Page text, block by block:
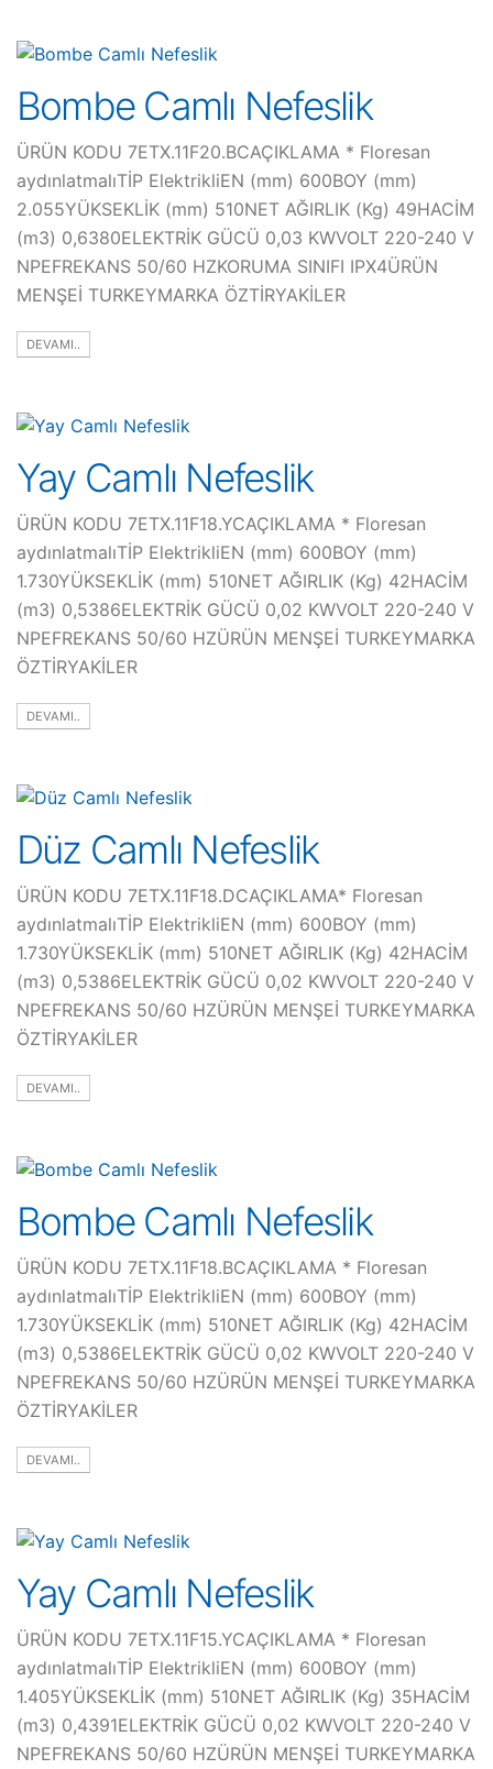
Bombe Camlı Nefeslik
ÜRÜN KODU 7ETX.11F20.BCAÇIKLAMA * Floresan
aydınlatmalıTİP ElektrikliEN (mm) 600BOY (mm)
2.055YÜKSEKLİK (mm) 510NET AĞIRLIK (Kg) 49HACİM
(m3) 0,6380ELEKTRİK GÜCÜ 0,03 KWVOLT 220-240 V
NPEFREKANS 50/60 HZKORUMA SINIFI IPX4ÜRÜN
MENŞEİ TURKEYMARKA ÖZTİRYAKİLER
DEVAMI..
Yay Camlı Nefeslik
ÜRÜN KODU 7ETX.11F18.YCAÇIKLAMA * Floresan
aydınlatmalıTİP ElektrikliEN (mm) 600BOY (mm)
1.730YÜKSEKLİK (mm) 510NET AĞIRLIK (Kg) 42HACİM
(m3) 0,5386ELEKTRİK GÜCÜ 0,02 KWVOLT 220-240 V
NPEFREKANS 50/60 HZÜRÜN MENŞEİ TURKEYMARKA
ÖZTİRYAKİLER
DEVAMI..
Düz Camlı Nefeslik
ÜRÜN KODU 7ETX.11F18.DCAÇIKLAMA* Floresan
aydınlatmalıTİP ElektrikliEN (mm) 600BOY (mm)
1.730YÜKSEKLİK (mm) 510NET AĞIRLIK (Kg) 42HACİM
(m3) 0,5386ELEKTRİK GÜCÜ 0,02 KWVOLT 220-240 V
NPEFREKANS 50/60 HZÜRÜN MENŞEİ TURKEYMARKA
ÖZTİRYAKİLER
DEVAMI..
Bombe Camlı Nefeslik
ÜRÜN KODU 7ETX.11F18.BCAÇIKLAMA * Floresan
aydınlatmalıTİP ElektrikliEN (mm) 600BOY (mm)
1.730YÜKSEKLİK (mm) 510NET AĞIRLIK (Kg) 42HACİM
(m3) 0,5386ELEKTRİK GÜCÜ 0,02 KWVOLT 220-240 V
NPEFREKANS 50/60 HZÜRÜN MENŞEİ TURKEYMARKA
ÖZTİRYAKİLER
DEVAMI..
Yay Camlı Nefeslik
ÜRÜN KODU 7ETX.11F15.YCAÇIKLAMA * Floresan
aydınlatmalıTİP ElektrikliEN (mm) 600BOY (mm)
1.405YÜKSEKLİK (mm) 510NET AĞIRLIK (Kg) 35HACİM
(m3) 0,4391ELEKTRİK GÜCÜ 0,02 KWVOLT 220-240 V
NPEFREKANS 50/60 HZÜRÜN MENŞEİ TURKEYMARKA